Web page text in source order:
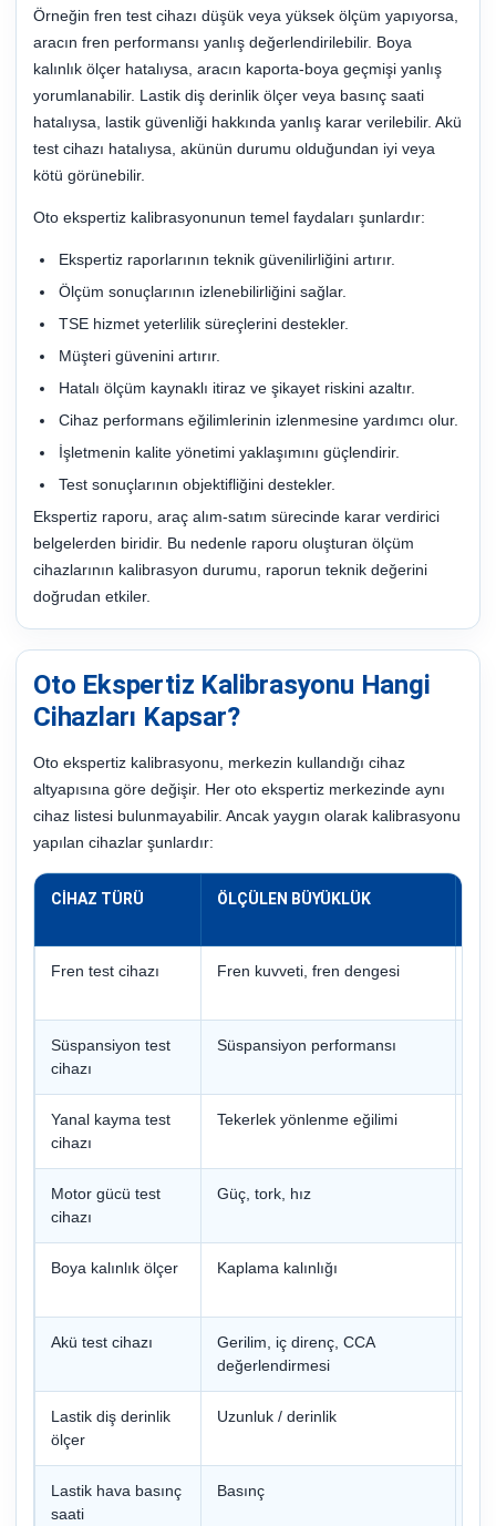
Örneğin fren test cihazı düşük veya yüksek ölçüm yapıyorsa,
aracın fren performansı yanlış değerlendirilebilir. Boya
kalınlık ölçer hatalıysa, aracın kaporta-boya geçmişi yanlış
yorumlanabilir. Lastik diş derinlik ölçer veya basınç saati
hatalıysa, lastik güvenliği hakkında yanlış karar verilebilir. Akü
test cihazı hatalıysa, akünün durumu olduğundan iyi veya
kötü görünebilir.
Oto ekspertiz kalibrasyonunun temel faydaları şunlardır:
Ekspertiz raporlarının teknik güvenilirliğini artırır.
Ölçüm sonuçlarının izlenebilirliğini sağlar.
TSE hizmet yeterlilik süreçlerini destekler.
Müşteri güvenini artırır.
Hatalı ölçüm kaynaklı itiraz ve şikayet riskini azaltır.
Cihaz performans eğilimlerinin izlenmesine yardımcı olur.
İşletmenin kalite yönetimi yaklaşımını güçlendirir.
Test sonuçlarının objektifliğini destekler.
Ekspertiz raporu, araç alım-satım sürecinde karar verdirici
belgelerden biridir. Bu nedenle raporu oluşturan ölçüm
cihazlarının kalibrasyon durumu, raporun teknik değerini
doğrudan etkiler.
Oto Ekspertiz Kalibrasyonu Hangi
Cihazları Kapsar?
Oto ekspertiz kalibrasyonu, merkezin kullandığı cihaz
altyapısına göre değişir. Her oto ekspertiz merkezinde aynı
cihaz listesi bulunmayabilir. Ancak yaygın olarak kalibrasyonu
yapılan cihazlar şunlardır:
CIHAZ TÜRÜ ÖLÇÜLEN BÜYÜKLÜK
Fren test cihazı Fren kuvveti, fren dengesi
Süspansiyon test
cihazı
Süspansiyon performansı
Yanal kayma test
cihazı
Tekerlek yönlenme eğilimi
Motor gücü test
cihazı
Güç, tork, hız
Boya kalınlık ölçer Kaplama kalınlığı
Akü test cihazı
Gerilim, iç direnç, CCA
değerlendirmesi
Lastik diş derinlik
ölçer
Uzunluk / derinlik
Lastik hava basınç
saati
Basınç